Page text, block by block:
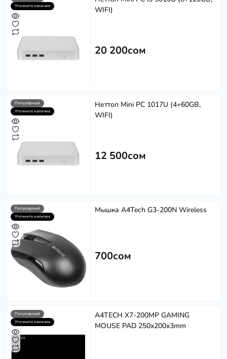
Уточните наличие
WIFI)
20 200сом
Популярный
Уточните наличие
Неттоп Mini PC 1017U (4+60GB,
WIFI)
12 500сом
Популярный
Уточните наличие
Мышка A4Tech G3-200N Wireless
700сом
Популярный
Уточните наличие
A4TECH X7-200MP GAMING
MOUSE PAD 250x200x3mm